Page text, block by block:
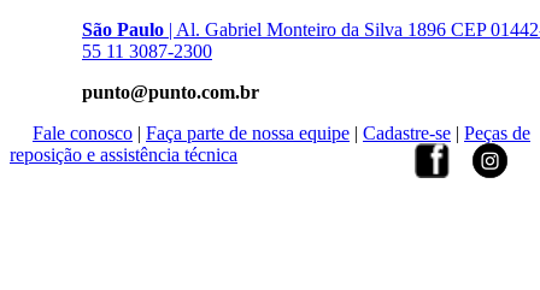
São Paulo | Al. Gabriel Monteiro da Silva 1896 CEP
55 11 3087-2300
punto@punto.com.br
Fale conosco | Faça parte de nossa equipe | Cadastre-se | Peças de
reposição e assistência técnica